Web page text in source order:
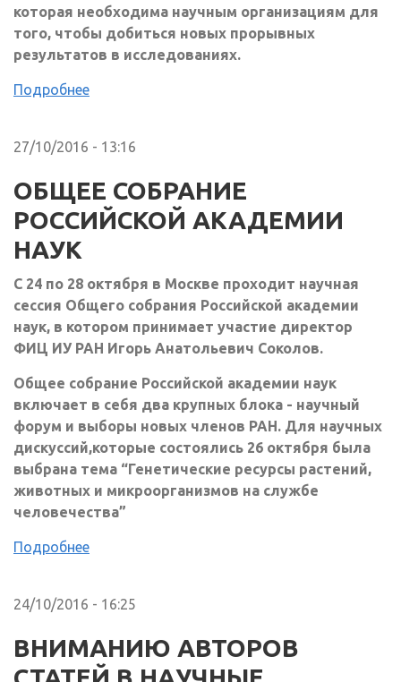
которая необходима научным организациям для
того, чтобы добиться новых прорывных
результатов в исследованиях.
Подробнее
27/10/2016 - 13:16
ОБЩЕЕ СОБРАНИЕ
РОССИЙСКОЙ АКАДЕМИИ
НАУК
С 24 по 28 октября в Москве проходит научная
сессия Общего собрания Российской академии
наук, в котором принимает участие директор
ФИЦ ИУ РАН Игорь Анатольевич Соколов.
Общее собрание Российской академии наук
включает в себя два крупных блока - научный
форум и выборы новых членов РАН. Для научных
дискуссий,которые состоялись 26 октября была
выбрана тема “Генетические ресурсы растений,
животных и микроорганизмов на службе
человечества”
Подробнее
24/10/2016 - 16:25
ВНИМАНИЮ АВТОРОВ